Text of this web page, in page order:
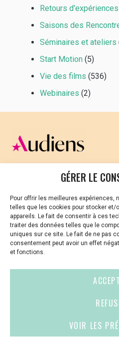
GÉRER LE
Pour offrir les meilleures
telles que les cookies pour stocker et/
appareils. Le fait de consentir à ces
traiter des données telles que le
uniques sur ce site. Le fait de ne pas
consentement peut avoir un effet
et fonctions.
VOIR LES
Retours d'expériences
Saisons des
Séminaires et ateliers
Start Motion (5)
Vie des films (536)
Webinaires (2)
CELLULE D’ÉCOUTE ET DE
Vous avez été témoin ou vous
vous êtes référent·es
ou d’informations ?
01 87 20 30 90
violences-sexuelles-